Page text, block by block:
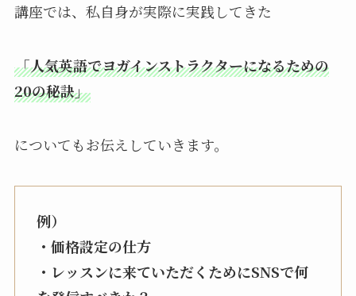
講座では、私自身が実際に実践してきた
「人気英語でヨガインストラクターになるための
20の秘訣」
についてもお伝えしていきます。
例）
・価格設定の仕方
・レッスンに来ていただくためにSNSで何